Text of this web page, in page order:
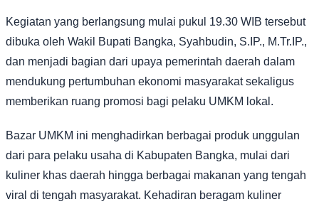
Kegiatan yang berlangsung mulai pukul 19.30 WIB tersebut
dibuka oleh Wakil Bupati Bangka, Syahbudin, S.IP., M.Tr.IP.,
dan menjadi bagian dari upaya pemerintah daerah dalam
mendukung pertumbuhan ekonomi masyarakat sekaligus
memberikan ruang promosi bagi pelaku UMKM lokal.
Bazar UMKM ini menghadirkan berbagai produk unggulan
dari para pelaku usaha di Kabupaten Bangka, mulai dari
kuliner khas daerah hingga berbagai makanan yang tengah
viral di tengah masyarakat. Kehadiran beragam kuliner